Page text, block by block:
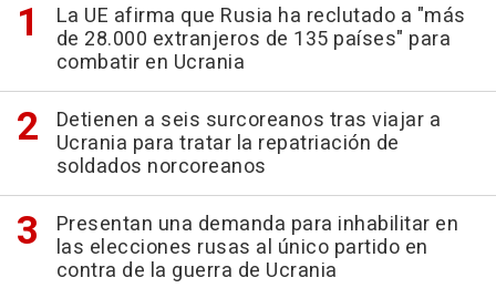
La UE afirma que Rusia ha reclutado a "más
de 28.000 extranjeros de 135 países" para
combatir en Ucrania
Detienen a seis surcoreanos tras viajar a
Ucrania para tratar la repatriación de
soldados norcoreanos
Presentan una demanda para inhabilitar en
las elecciones rusas al único partido en
contra de la guerra de Ucrania